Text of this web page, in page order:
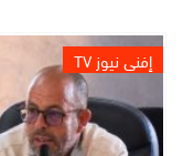
إفني نيوز TV